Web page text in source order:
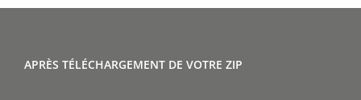
APRÈS TÉLÉCHARGEMENT DE VOTRE ZIP